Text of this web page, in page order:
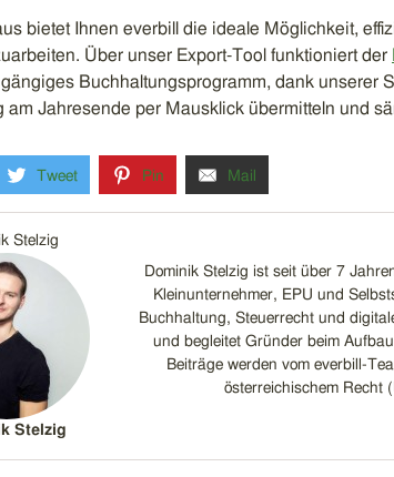
bietet Ihnen everbill die ideale Möglichkeit,
Über unser Export-Tool funktioniert der
Buchhaltungsprogramm, dank unserer
am Jahresende per Mausklick übermitteln und
Tweet Pin Mail
Stelzig
Stelzig
Dominik Stelzig ist seit über 7
Kleinunternehmer, EPU und
Buchhaltung, Steuerrecht und
und begleitet Gründer beim
Beiträge werden vom everbill-
österreichischem Recht